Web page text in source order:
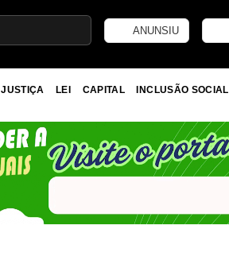
ANUNSIU
JUSTIÇA LEI CAPITAL INCLUSÃO SOCIAL